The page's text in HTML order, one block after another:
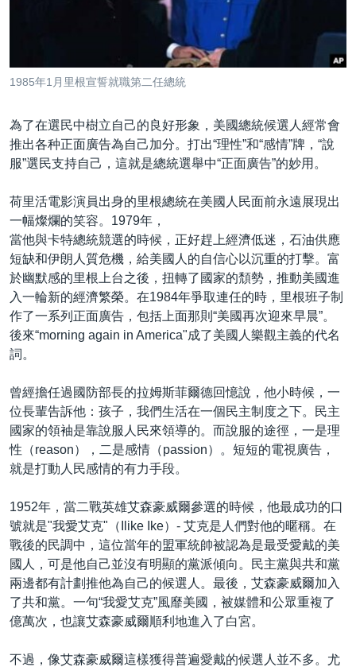
索
每日視頻新聞
VOA 60秒 (國際)
視頻存檔
YOUTUBE頻道
音頻
時事經緯
海外港人
港人港心
美國透視
建國史話
廣播節目表
國語
關注我們
其他語言網站
1985年1月里根宣誓就職第二任總統
為了在選民中樹立自己的良好形象，美國總統候選人經常會
推出各种正面廣告為自己加分。打出“理性”和“感情”牌，“說
服”選民支持自己，這就是總統選舉中“正面廣告”的妙用。
荷里活電影演員出身的里根總統在美國人民面前永遠展現出
一幅燦爛的笑容。1979年，
當他與卡特總統競選的時候，正好趕上經濟低迷，石油供應
短缺和伊朗人質危機，給美國人的自信心以沉重的打擊。富
於幽默感的里根上台之後，扭轉了國家的頹勢，推動美國進
入一輪新的經濟繁榮。在1984年爭取連任的時，里根班子制
作了一系列正面廣告，包括上面那則“美國再次迎來早晨”。
後來“morning again in America"成了美國人樂觀主義的代名
詞。
曾經擔任過國防部長的拉姆斯菲爾德回憶說，他小時候，一
位長輩告訴他：孩子，我們生活在一個民主制度之下。民主
國家的領袖是靠說服人民來領導的。而說服的途徑，一是理
性（reason），二是感情（passion）。短短的電視廣告，
就是打動人民感情的有力手段。
1952年，當二戰英雄艾森豪威爾參選的時候，他最成功的口
號就是"我愛艾克"（Ilike Ike）- 艾克是人們對他的暱稱。在
戰後的民調中，這位當年的盟軍統帥被認為是最受愛戴的美
國人，可是他自己並沒有明顯的黨派傾向。民主黨與共和黨
兩邊都有計劃推他為自己的候選人。最後，艾森豪威爾加入
了共和黨。一句“我愛艾克”風靡美國，被媒體和公眾重複了
億萬次，也讓艾森豪威爾順利地進入了白宮。
不過，像艾森豪威爾這樣獲得普遍愛戴的候選人並不多。尤